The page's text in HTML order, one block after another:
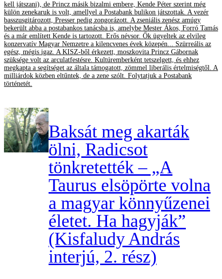
kell játszani), de Princz másik bizalmi embere, Kende Péter szerint még
külön zenekaruk is volt, amellyel a Postabank bulikon játszottak. A vezér
basszusgitározott, Presser pedig zongorázott. A zseniális zenész amúgy
bekerült abba a postabankos tanácsba is, amelybe Mester Ákos, Forró Tamás
és a már említett Kende is tartozott. Erős névsor. Ők ügyeltek az elvileg
konzervatív Magyar Nemzetre a kilencvenes évek közepén... Szürreális az
egész, mégis igaz. A KISZ-ből érkezett, moszkovita Princz Gábornak
szüksége volt az arculatfestésre. Kultúremberként tetszelgett, és ehhez
megkapta a segítséget az általa támogatott, zömmel liberális értelmiségtől. A
milliárdok közben eltűntek, de a zene szólt. Folytatjuk a Postabank
történetét.
Baksát meg akarták
ölni, Radicsot
tönkretették – „A
Taurus elsöpörte volna
a magyar könnyűzenei
életet. Ha hagyják”
(Kisfaludy András
interjú, 2. rész)